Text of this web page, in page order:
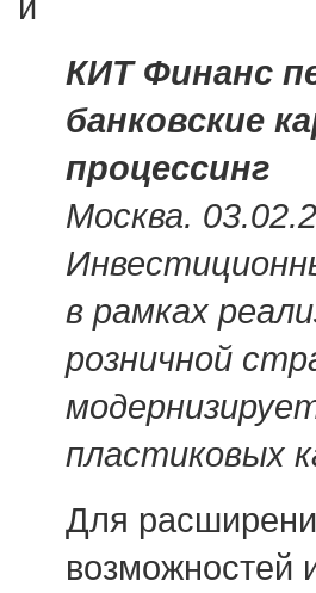
КИТ Финанс
банковские
процессинг
Москва.
в рамках
розничной
пластиковых
Для
возможностей